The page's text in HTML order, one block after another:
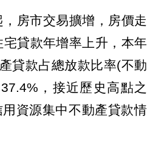
房市交易擴增，房價走
貸款年增率上升，本年
貸款占總放款比率(不動
，接近歷史高點之
資源集中不動產貸款情